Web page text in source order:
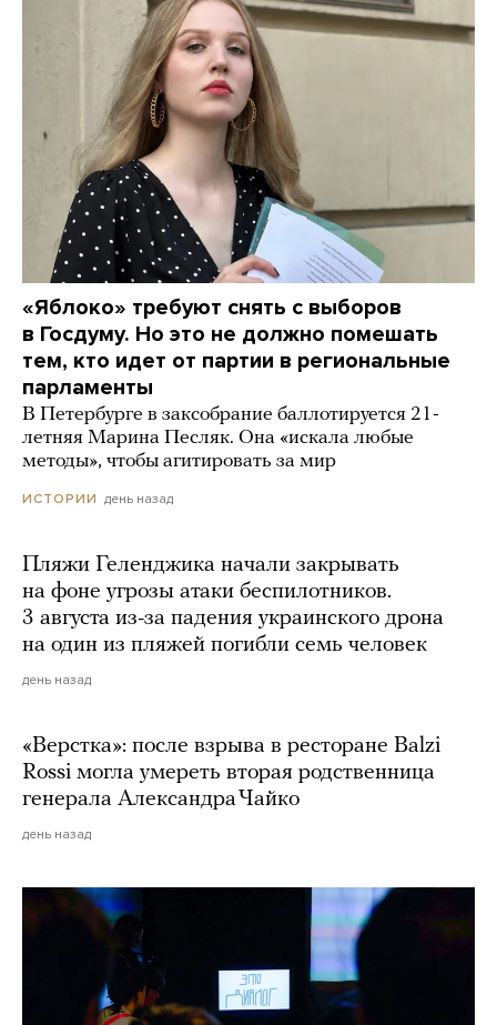
«Яблоко» требуют снять с выборов
в Госдуму. Но это не должно помешать
тем, кто идет от партии в региональные
парламенты
В Петербурге в заксобрание баллотируется 21-
летняя Марина Песляк. Она «искала любые
методы», чтобы агитировать за мир
ИСТОРИИ день назад
Пляжи Геленджика начали закрывать
на фоне угрозы атаки беспилотников.
3 августа из-за падения украинского дрона
на один из пляжей погибли семь человек
день назад
«Верстка»: после взрыва в ресторане Balzi
Rossi могла умереть вторая родственница
генерала Александра Чайко
день назад